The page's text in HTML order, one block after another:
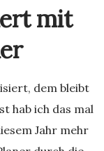
mit
dem bleibt
hab ich das mal
Jahr mehr